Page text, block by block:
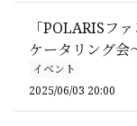
「POLARISフ
ケータリング会
イベント
2025/06/03 20:00